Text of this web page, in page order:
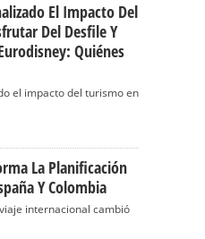
El Impacto Del
Del Desfile Y
Quiénes
el impacto del turismo en
La Planificación
Y Colombia
internacional cambió